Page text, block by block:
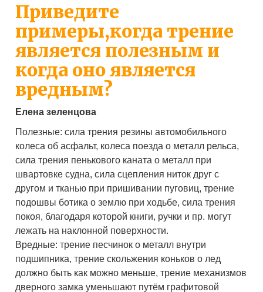
Приведите
примеры,когда трение
является полезным и
когда оно является
вредным?
Елена зеленцова
Полезные: сила трения резины автомобильного
колеса об асфальт, колеса поезда о металл рельса,
сила трения пенькового каната о металл при
швартовке судна, сила сцепления ниток друг с
другом и тканью при пришивании пуговиц, трение
подошвы ботика о землю при ходьбе, сила трения
покоя, благодаря которой книги, ручки и пр. могут
лежать на наклонной поверхности.
Вредные: трение песчинок о металл внутри
подшипника, трение скольжения коньков о лед
должно быть как можно меньше, трение механизмов
дверного замка уменьшают путём графитовой